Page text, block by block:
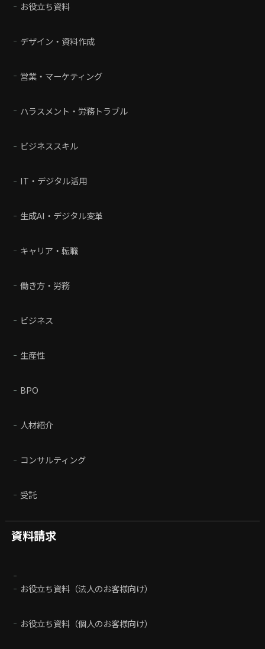
お役立ち資料
デザイン・資料作成
営業・マーケティング
ハラスメント・労務トラブル
ビジネススキル
IT・デジタル活用
生成AI・デジタル変革
キャリア・転職
働き方・労務
ビジネス
生産性
BPO
人材紹介
コンサルティング
受託
資料請求
お役立ち資料（法人のお客様向け）
お役立ち資料（個人のお客様向け）